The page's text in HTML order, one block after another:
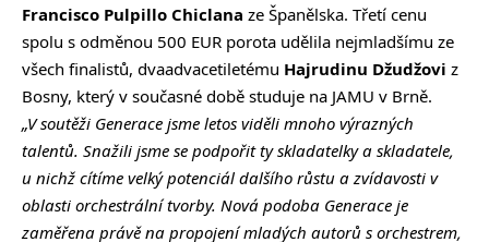
Francisco Pulpillo Chiclana ze Španělska. Třetí cenu
spolu s odměnou 500 EUR porota udělila nejmladšímu ze
všech finalistů, dvaadvacetiletému Hajrudinu Džudžovi z
Bosny, který v současné době studuje na JAMU v Brně.
„V soutěži Generace jsme letos viděli mnoho výrazných
talentů. Snažili jsme se podpořit ty skladatelky a skladatele,
u nichž cítíme velký potenciál dalšího růstu a zvídavosti v
oblasti orchestrální tvorby. Nová podoba Generace je
zaměřena právě na propojení mladých autorů s orchestrem,